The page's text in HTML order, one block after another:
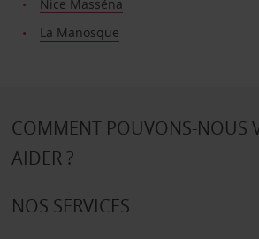
Nice Masséna
La Manosque
COMMENT POUVONS-NOUS
AIDER ?
NOS SERVICES